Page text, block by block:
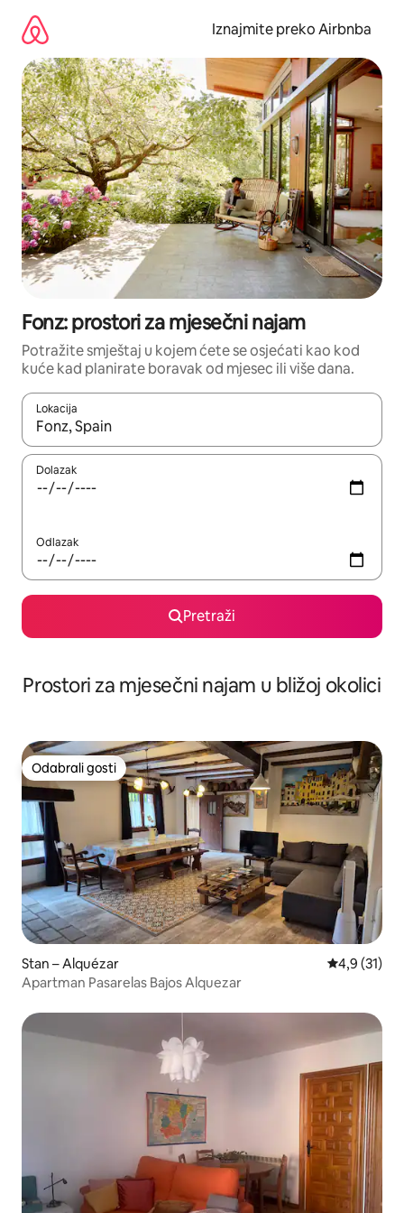
sadržaj
Iznajmite preko Airbnba
Fonz: prostori za mjesečni najam
Potražite smještaj u kojem ćete se osjećati kao kod
kuće kad planirate boravak od mjesec ili više dana.
Lokacija
Kada budu dostupni rezultati, moći ćete ih pregledati
Dolazak
Odlazak
Pretraži
Prostori za mjesečni najam u bližoj okolici
Odabrali gosti
Odabrali gosti
Stan – Alquézar Prosječna
4,9 (31)
Apartman Pasarelas Bajos Alquezar